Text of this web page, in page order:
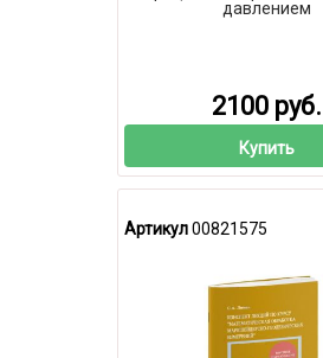
давлением
2100 руб.
Купить
Артикул00821575